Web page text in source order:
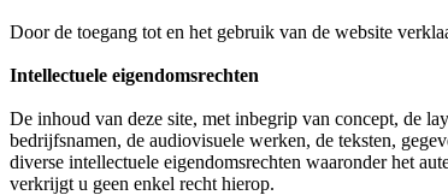
Door de toegang tot en het gebruik van de website
Intellectuele eigendomsrechten
De inhoud van deze site, met inbegrip van concept, de
bedrijfsnamen, de audiovisuele werken, de teksten,
diverse intellectuele eigendomsrechten waaronder het
verkrijgt u geen enkel recht hierop.